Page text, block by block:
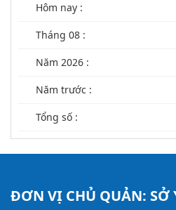
Hôm nay :
Tháng 08 :
Năm 2026 :
Năm trước :
Tổng số :
ĐƠN VỊ CHỦ QUẢN: SỞ